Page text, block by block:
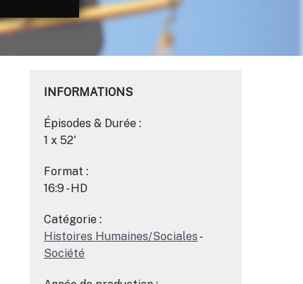
INFORMATIONS
Épisodes & Durée :
1 x 52'
Format :
16:9 - HD
Catégorie :
Histoires Humaines/Sociales -
Société